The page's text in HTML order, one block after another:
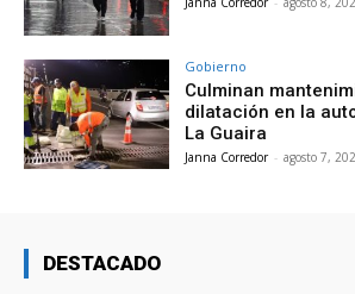
Gobierno
Culminan
dilatación en la
La Guaira
Janna Corredor - agosto 7,
DESTACADO